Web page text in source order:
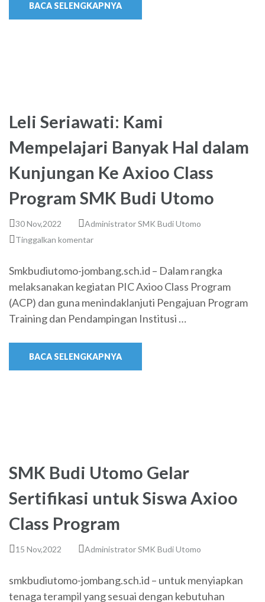
BACA SELENGKAPNYA
Leli Seriawati: Kami
Mempelajari Banyak Hal dalam
Kunjungan Ke Axioo Class
Program SMK Budi Utomo
30 Nov,2022
Administrator SMK Budi Utomo
Tinggalkan komentar
Smkbudiutomo-jombang.sch.id – Dalam rangka
melaksanakan kegiatan PIC Axioo Class Program
(ACP) dan guna menindaklanjuti Pengajuan Program
Training dan Pendampingan Institusi …
BACA SELENGKAPNYA
SMK Budi Utomo Gelar
Sertifikasi untuk Siswa Axioo
Class Program
15 Nov,2022 Administrator SMK Budi Utomo
smkbudiutomo-jombang.sch.id – untuk menyiapkan
tenaga terampil yang sesuai dengan kebutuhan